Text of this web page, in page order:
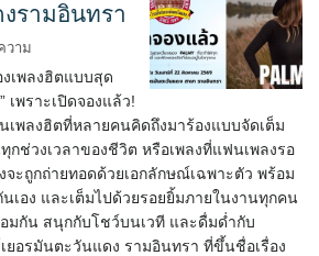
รามอินทรา
วาม
เพลงฮิตแบบสุด
เพราะเปิดจองแล้ว!
เพลงฮิตที่หลายคนคิดถึงมาร้องแบบจัดเต็ม
กช่วงเวลาของชีวิต หรือเพลงที่แฟนเพลงรอ
ะถูกถ่ายทอดด้วยเอกลักษณ์เฉพาะตัว พร้อม
เอง และเต็มไปด้วยรอยยิ้มภายในงานทุกคน
อมกัน สนุกกับโชว์บนเวที และดื่มด่ำกับ
ยอรมันตะวันแดง รามอินทรา ที่ขึ้นชื่อเรื่อง